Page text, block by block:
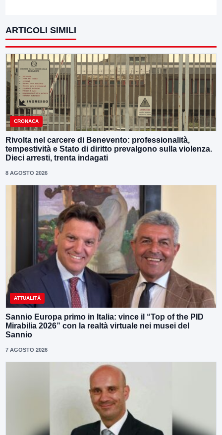
ARTICOLI SIMILI
CRONACA
Rivolta nel carcere di Benevento: professionalità,
tempestività e Stato di diritto prevalgono sulla violenza.
Dieci arresti, trenta indagati
8 AGOSTO 2026
ATTUALITÀ
Sannio Europa primo in Italia: vince il “Top of the PID
Mirabilia 2026” con la realtà virtuale nei musei del
Sannio
7 AGOSTO 2026